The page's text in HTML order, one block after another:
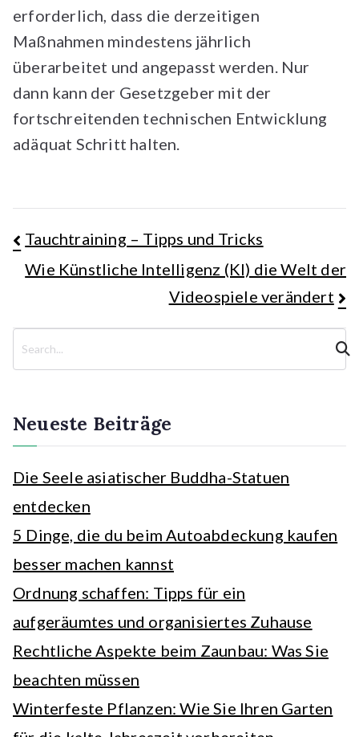
erforderlich, dass die derzeitigen
Maßnahmen mindestens jährlich
überarbeitet und angepasst werden. Nur
dann kann der Gesetzgeber mit der
fortschreitenden technischen Entwicklung
adäquat Schritt halten.
Beitragsnavigation
Tauchtraining – Tipps und Tricks
Wie Künstliche Intelligenz (KI) die Welt der
Videospiele verändert
c
n
Neueste Beiträge
Die Seele asiatischer Buddha-Statuen
entdecken
5 Dinge, die du beim Autoabdeckung kaufen
besser machen kannst
Ordnung schaffen: Tipps für ein
aufgeräumtes und organisiertes Zuhause
Rechtliche Aspekte beim Zaunbau: Was Sie
beachten müssen
Winterfeste Pflanzen: Wie Sie Ihren Garten